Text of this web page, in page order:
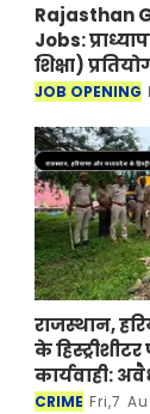
Rajasthan
Jobs:
शिक्षा)
ने जारी की
JOB OPENING
राजस्थान,
के
कार्यवाही:
बुलडोजर
CRIME Fri,7